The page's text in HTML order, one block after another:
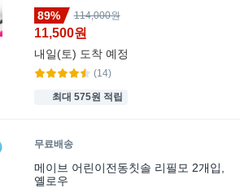
89%
114,000원
11,500원
내일(토) 도착 예정
(14)
최대 575원 적립
무료배송
메이브 어린이전동칫솔 리필모 2개입,
옐로우